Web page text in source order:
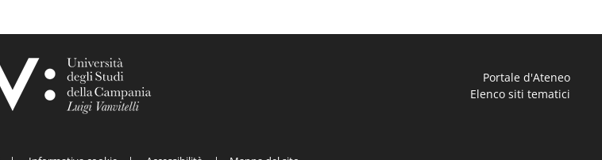
Portale d'Ateneo
Elenco siti tematici